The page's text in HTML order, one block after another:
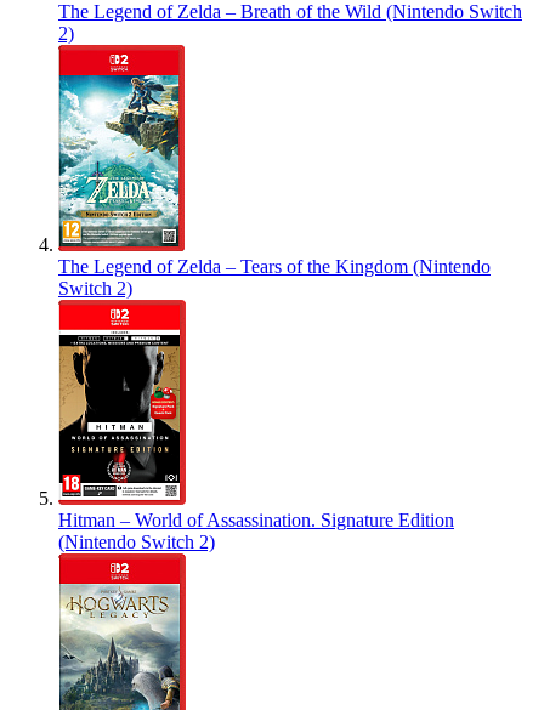
The Legend of Zelda – Breath of the Wild (Nintendo Switch
2)
The Legend of Zelda – Tears of the Kingdom (Nintendo
Switch 2)
Hitman – World of Assassination. Signature Edition
(Nintendo Switch 2)